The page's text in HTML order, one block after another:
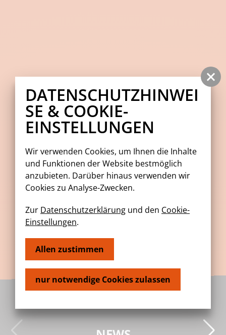
DATENSCHUTZHINWEI
SE & COOKIE-
EINSTELLUNGEN
Wir verwenden Cookies, um Ihnen die Inhalte
und Funktionen der Website bestmöglich
anzubieten. Darüber hinaus verwenden wir
Cookies zu Analyse-Zwecken.
Zur Datenschutzerklärung und den Cookie-
Einstellungen.
Allen zustimmen
nur notwendige Cookies zulassen